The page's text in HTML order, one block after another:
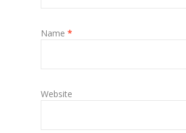
Name *
Website